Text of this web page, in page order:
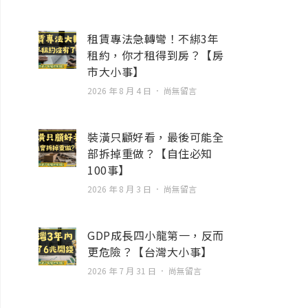
租賃專法急轉彎！不綁3年
租約，你才租得到房？【房
市大小事】
2026 年 8 月 4 日 尚無留言
裝潢只顧好看，最後可能全
部拆掉重做？【自住必知
100事】
2026 年 8 月 3 日 尚無留言
GDP成長四小龍第一，反而
更危險？【台灣大小事】
2026 年 7 月 31 日 尚無留言